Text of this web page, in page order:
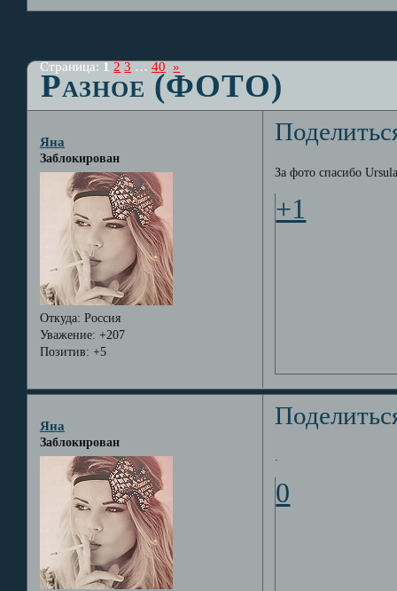
Разное (ФОТО)
Страница:1 2 3 … 40 »
Яна
Заблокирован
Откуда: Россия
Уважение: +207
Позитив: +5
За фото спасибо
+1
Яна
Заблокирован
.
0